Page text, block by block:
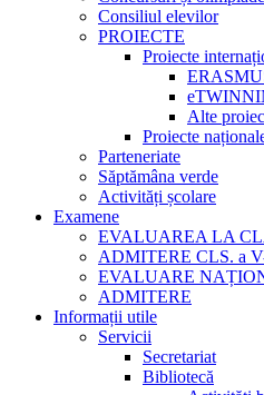
Consiliul elevilor
PROIECTE
Proiecte
Alte
Proiecte
Parteneriate
Săptămâna verde
Activități școlare
Examene
EVALUAREA LA
ADMITERE CLS. a
EVALUARE
ADMITERE
Informații utile
Servicii
Secretariat
Bibliotecă